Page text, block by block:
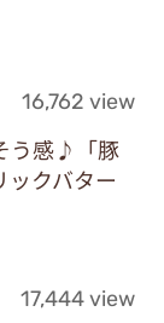
16,762 view
う感♪「豚
ックバター
17,444 view